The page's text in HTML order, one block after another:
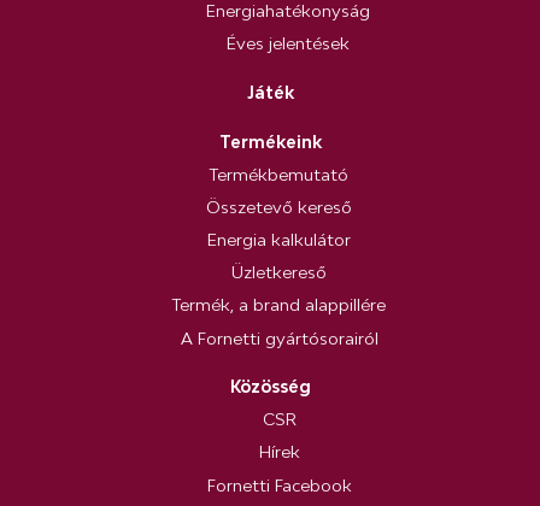
Energiahatékonyság
Éves jelentések
Játék
Termékeink
Termékbemutató
Összetevő kereső
Energia kalkulátor
Üzletkereső
Termék, a brand alappillére
A Fornetti gyártósorairól
Közösség
CSR
Hírek
Fornetti Facebook